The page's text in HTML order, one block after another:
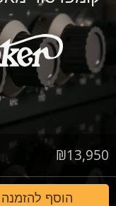
₪13,950
הוסף להזמנה